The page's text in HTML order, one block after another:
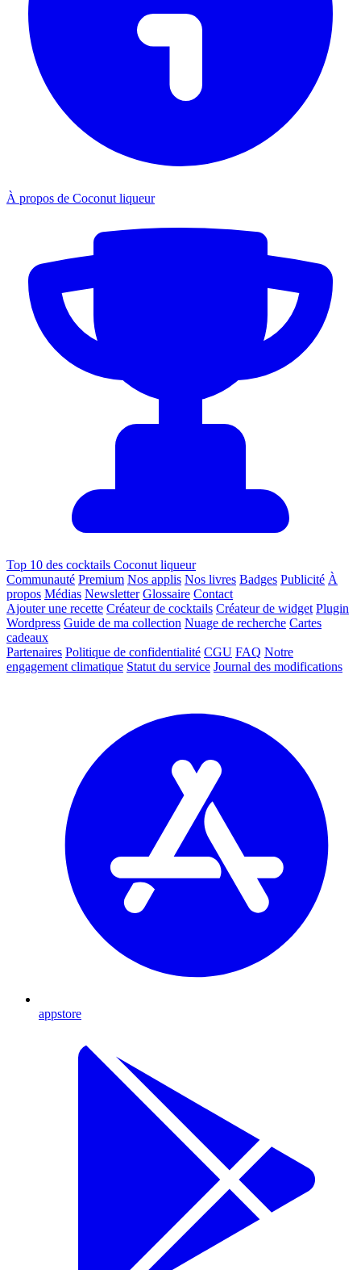
À propos de Coconut liqueur
Top 10 des cocktails Coconut liqueur
Communauté Premium Nos applis Nos livres Badges Publicité À
propos Médias Newsletter Glossaire Contact
Ajouter une recette Créateur de cocktails Créateur de widget Plugin
Wordpress Guide de ma collection Nuage de recherche Cartes
cadeaux
Partenaires Politique de confidentialité CGU FAQ Notre
engagement climatique Statut du service Journal des modifications
appstore